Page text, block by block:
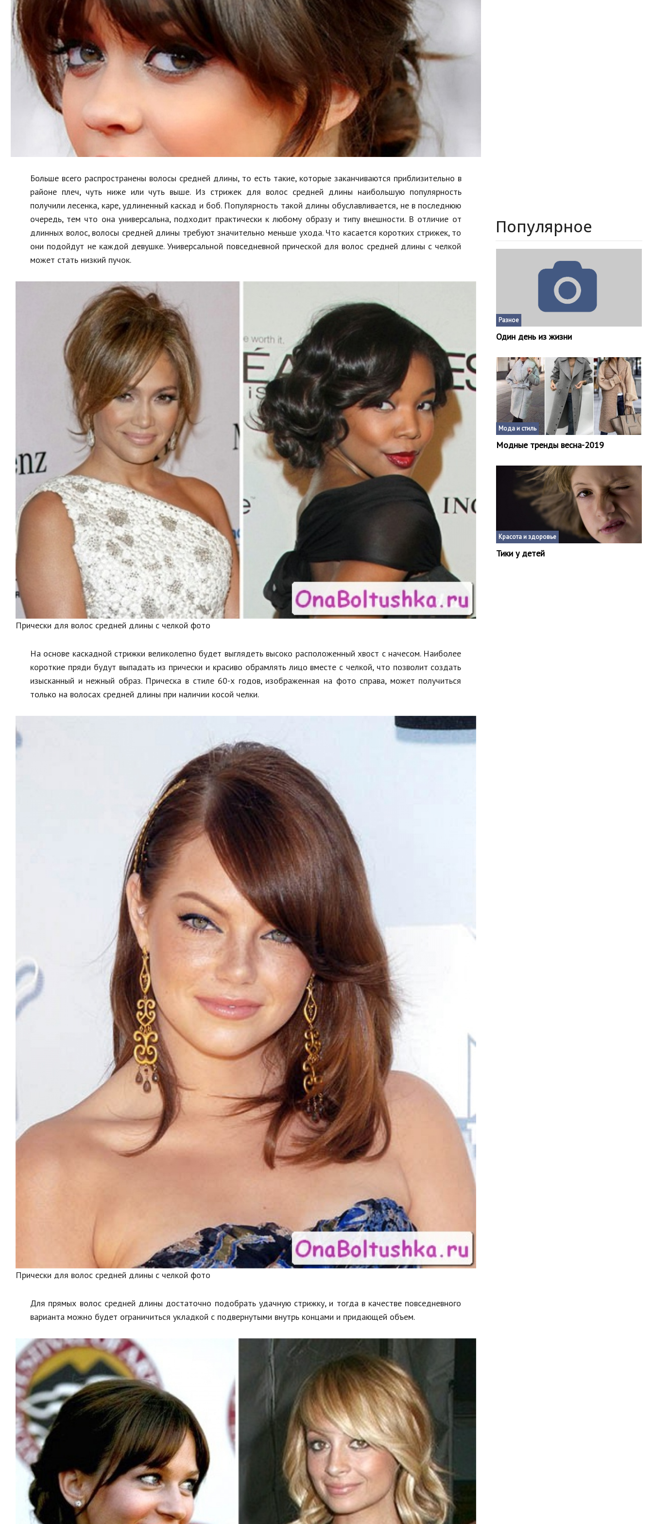
Образование
В мире
Культура
Авто, мото
Спорт
Знаменитости
Недвижимость
Спорт и фитнес
Психология и отношения
Творчество и рукоделие
Разное
Работа и бизнес
Еда и напитки
Хобби и развлечения
Больше всего распространены волосы средней длины, то есть такие, которые заканчиваются приблизительно в
районе плеч, чуть ниже или чуть выше. Из стрижек для волос средней длины наибольшую популярность
получили лесенка, каре, удлиненный каскад и боб. Популярность такой длины обуславливается, не в последнюю
очередь, тем что она универсальна, подходит практически к любому образу и типу внешности. В отличие от
длинных волос, волосы средней длины требуют значительно меньше ухода. Что касается коротких стрижек, то
они подойдут не каждой девушке. Универсальной повседневной прической для волос средней длины с челкой
может стать низкий пучок.
Прически для волос средней длины с челкой фото
На основе каскадной стрижки великолепно будет выглядеть высоко расположенный хвост с начесом. Наиболее
короткие пряди будут выпадать из прически и красиво обрамлять лицо вместе с челкой, что позволит создать
изысканный и нежный образ. Прическа в стиле 60-х годов, изображенная на фото справа, может получиться
только на волосах средней длины при наличии косой челки.
Прически для волос средней длины с челкой фото
Для прямых волос средней длины достаточно подобрать удачную стрижку, и тогда в качестве повседневного
варианта можно будет ограничиться укладкой с подвернутыми внутрь концами и придающей объем.
Популярное
Разное
Один день из жизни
Мода и стиль
Модные тренды весна-2019
Красота и здоровье
Тики у детей